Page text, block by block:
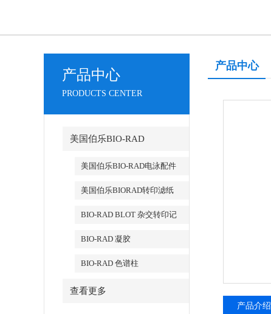
产品中心
PRODUCTS CENTER
美国伯乐BIO-RAD
美国伯乐BIO-RAD电泳配件
美国伯乐BIORAD转印滤纸
BIO-RAD BLOT 杂交转印记
BIO-RAD 凝胶
BIO-RAD 色谱柱
查看更多
产品中心
产品介绍